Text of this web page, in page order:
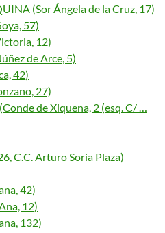
(Sor Ángela de la Cruz, 17)
57)
12)
de Arce, 5)
42)
27)
de Xiquena, 2 (esq. C/ …
C.C. Arturo Soria Plaza)
42)
12)
132)